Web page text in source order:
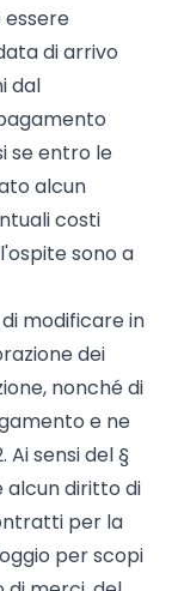
di arrivo
dal
se entro le
alcun
costi
sono a
di modificare in
dei
nonché di
e ne
sensi del §
alcun diritto di
per la
per scopi